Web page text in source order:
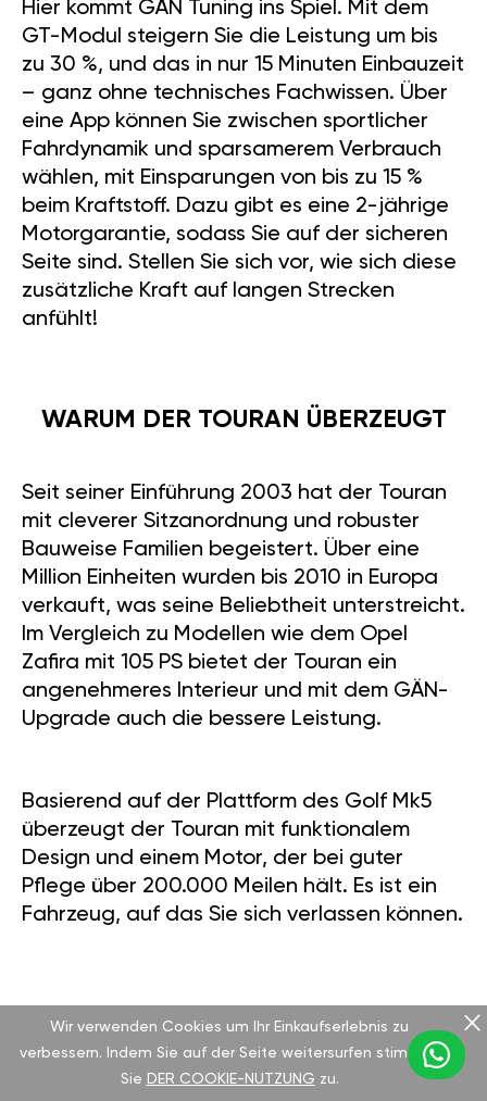
Hier kommt GÄN Tuning ins Spiel. Mit dem
GT-Modul steigern Sie die Leistung um bis
zu 30 %, und das in nur 15 Minuten Einbauzeit
– ganz ohne technisches Fachwissen. Über
eine App können Sie zwischen sportlicher
Fahrdynamik und sparsamerem Verbrauch
wählen, mit Einsparungen von bis zu 15 %
beim Kraftstoff. Dazu gibt es eine 2-jährige
Motorgarantie, sodass Sie auf der sicheren
Seite sind. Stellen Sie sich vor, wie sich diese
zusätzliche Kraft auf langen Strecken
anfühlt!
WARUM DER TOURAN ÜBERZEUGT
Seit seiner Einführung 2003 hat der Touran
mit cleverer Sitzanordnung und robuster
Bauweise Familien begeistert. Über eine
Million Einheiten wurden bis 2010 in Europa
verkauft, was seine Beliebtheit unterstreicht.
Im Vergleich zu Modellen wie dem Opel
Zafira mit 105 PS bietet der Touran ein
angenehmeres Interieur und mit dem GÄN-
Upgrade auch die bessere Leistung.
Basierend auf der Plattform des Golf Mk5
überzeugt der Touran mit funktionalem
Design und einem Motor, der bei guter
Pflege über 200.000 Meilen hält. Es ist ein
Fahrzeug, auf das Sie sich verlassen können.
JETZT HANDELN UND MEHR
ERLEBEN
Wir verwenden Cookies um Ihr Einkaufserlebnis zu
verbessern. Indem Sie auf der Seite weitersurfen stimmen
Sie DER COOKIE-NUTZUNG zu.